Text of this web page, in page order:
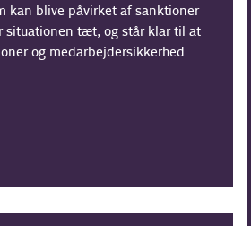
kan blive påvirket af sanktioner
situationen tæt, og står klar til at
og medarbejdersikkerhed.